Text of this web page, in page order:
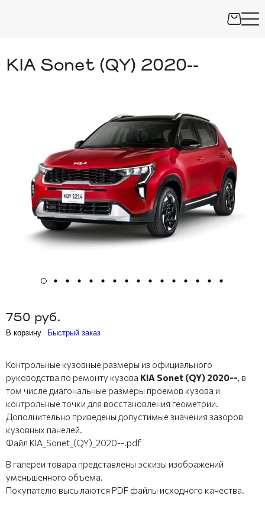
KIA Sonet (QY) 2020--
750 руб.
В корзину Быстрый заказ
Контрольные кузовные размеры из официального
руководства по ремонту кузова KIA Sonet (QY) 2020--, в
том числе диагональные размеры проемов кузова и
контрольные точки для восстановления геометрии.
Дополнительно приведены допустимые значения зазоров
кузовных панелей.
Файл KIA_Sonet_(QY)_2020--.pdf
В галереи товара представлены эскизы изображений
уменьшенного объема.
Покупателю высылаются PDF файлы исходного качества.